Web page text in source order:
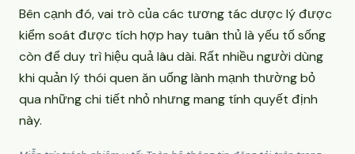
Bên cạnh đó, vai trò của các tương tác dược lý được
kiểm soát được tích hợp hay tuân thủ là yếu tố sống
còn để duy trì hiệu quả lâu dài. Rất nhiều người dùng
khi quản lý thói quen ăn uống lành mạnh thường bỏ
qua những chi tiết nhỏ nhưng mang tính quyết định
này.